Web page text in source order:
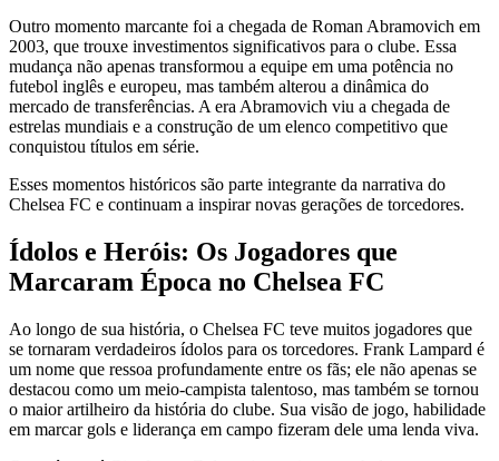
Outro momento marcante foi a chegada de Roman Abramovich em
2003, que trouxe investimentos significativos para o clube. Essa
mudança não apenas transformou a equipe em uma potência no
futebol inglês e europeu, mas também alterou a dinâmica do
mercado de transferências. A era Abramovich viu a chegada de
estrelas mundiais e a construção de um elenco competitivo que
conquistou títulos em série.
Esses momentos históricos são parte integrante da narrativa do
Chelsea FC e continuam a inspirar novas gerações de torcedores.
Ídolos e Heróis: Os Jogadores que
Marcaram Época no Chelsea FC
Ao longo de sua história, o Chelsea FC teve muitos jogadores que
se tornaram verdadeiros ídolos para os torcedores. Frank Lampard é
um nome que ressoa profundamente entre os fãs; ele não apenas se
destacou como um meio-campista talentoso, mas também se tornou
o maior artilheiro da história do clube. Sua visão de jogo, habilidade
em marcar gols e liderança em campo fizeram dele uma lenda viva.